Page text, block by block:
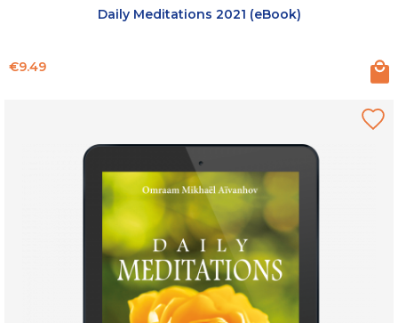
Daily Meditations 2021 (eBook)
Price
€9.49